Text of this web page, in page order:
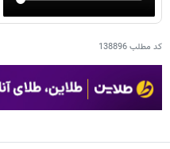
کد مطلب138896